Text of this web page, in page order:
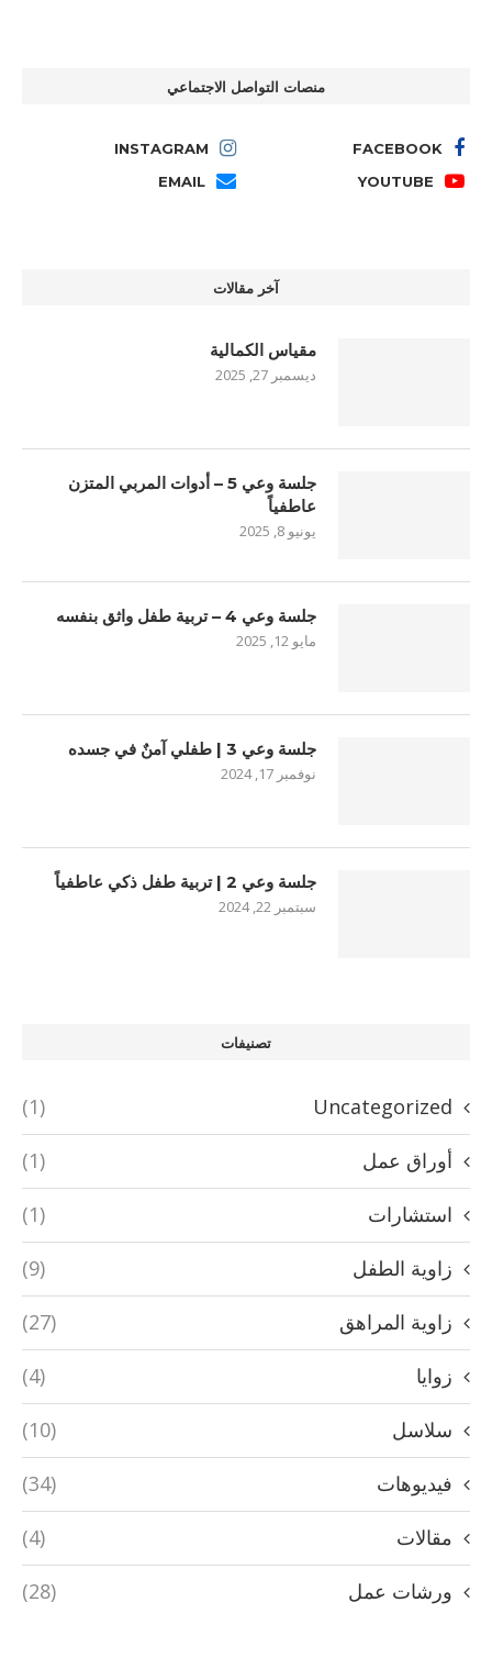
منصات التواصل الاجتماعي
FACEBOOK
INSTAGRAM
YOUTUBE
EMAIL
آخر مقالات
مقياس الكمالية
ديسمبر 27, 2025
جلسة وعي 5 – أدوات المربي المتزن
عاطفياً
يونيو 8, 2025
جلسة وعي 4 – تربية طفل واثق بنفسه
مايو 12, 2025
جلسة وعي 3 | طفلي آمنٌ في جسده
نوفمبر 17, 2024
جلسة وعي 2 | تربية طفل ذكي عاطفياً
سبتمبر 22, 2024
تصنيفات
Uncategorized
(1)
أوراق عمل (1)
استشارات (1)
زاوية الطفل (9)
زاوية المراهق (27)
زوايا (4)
سلاسل (10)
فيديوهات (34)
مقالات (4)
ورشات عمل (28)